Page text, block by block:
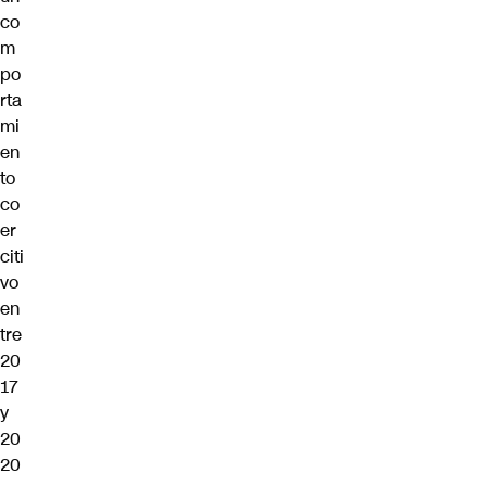
co
m
po
rta
mi
en
to
co
er
citi
vo
en
tre
20
17
y
20
20